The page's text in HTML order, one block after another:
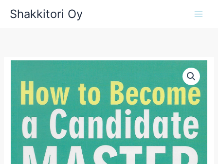
sisältöön
Shakkitori Oy